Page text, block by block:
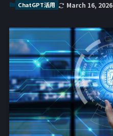
ChatGPT活用 March 16, 2026